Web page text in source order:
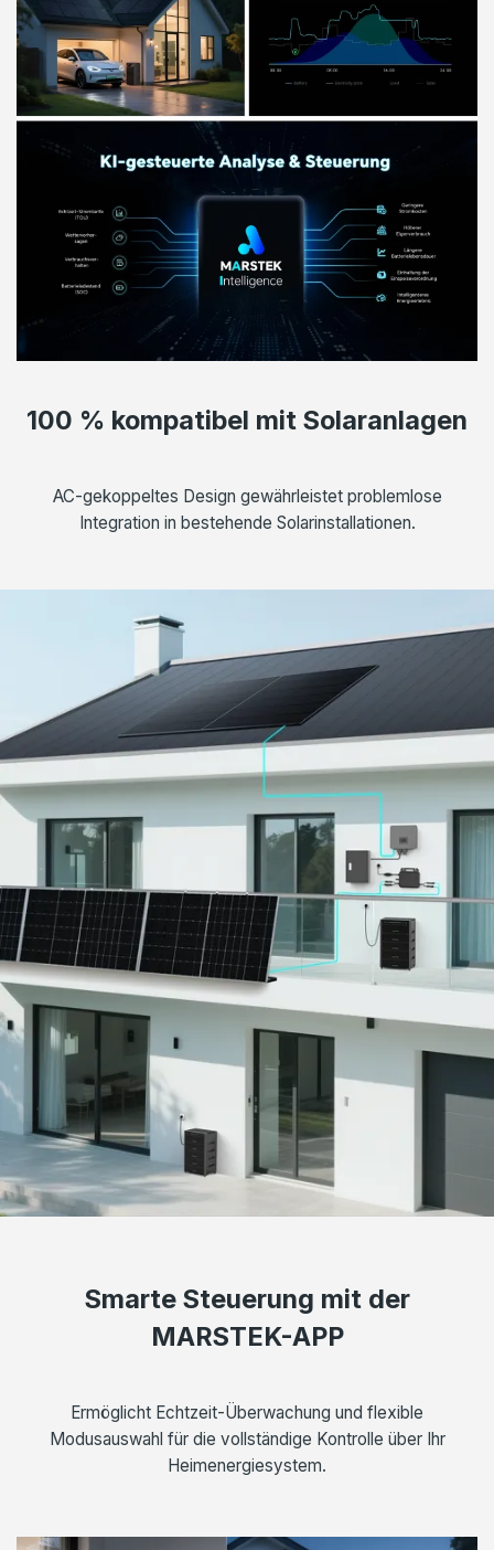
100 % kompatibel mit Solaranlagen
AC-gekoppeltes Design gewährleistet problemlose
Integration in bestehende Solarinstallationen.
Smarte Steuerung mit der
MARSTEK-APP
Ermöglicht Echtzeit-Überwachung und flexible
Modusauswahl für die vollständige Kontrolle über Ihr
Heimenergiesystem.